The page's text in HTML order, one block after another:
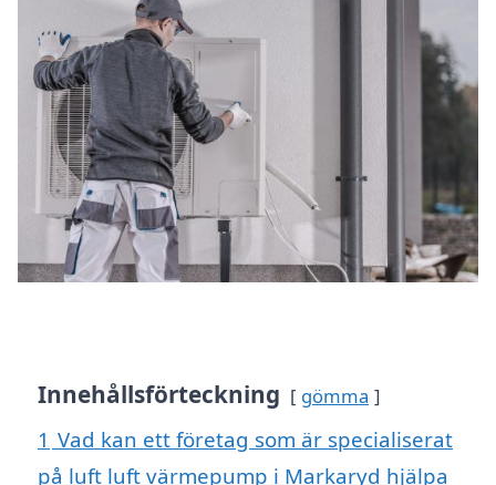
Innehållsförteckning gömma
1 Vad kan ett företag som är specialiserat
på luft luft värmepump i Markaryd hjälpa